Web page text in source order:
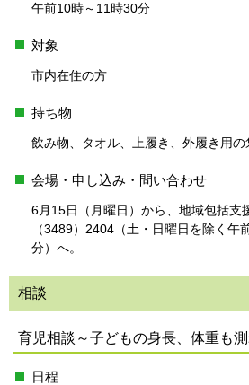
午前10時～11時30分
対象
市内在住の方
持ち物
飲み物、タオル、上履き、外履き用
会場・申し込み・問い合わせ
6月15日（月曜日）から、地域包括支
（3489）2404（土・日曜日を除く午
分）へ。
相談
育児相談～子どもの身長、体重も
日程